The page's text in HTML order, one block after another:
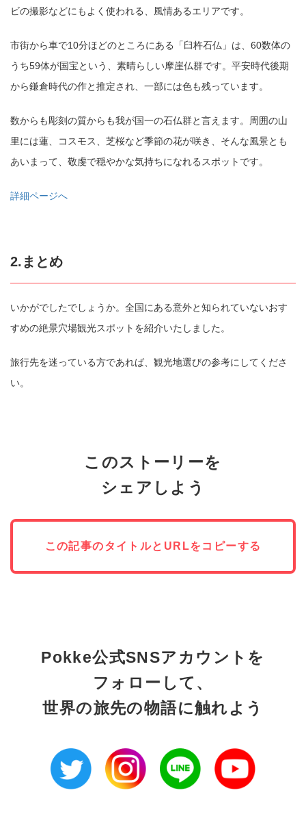
ビの撮影などにもよく使われる、風情あるエリアです。
市街から車で10分ほどのところにある「臼杵石仏」は、60数体の
うち59体が国宝という、素晴らしい摩崖仏群です。平安時代後期
から鎌倉時代の作と推定され、一部には色も残っています。
数からも彫刻の質からも我が国一の石仏群と言えます。周囲の山
里には蓮、コスモス、芝桜など季節の花が咲き、そんな風景とも
あいまって、敬虔で穏やかな気持ちになれるスポットです。
詳細ページへ
2.まとめ
いかがでしたでしょうか。全国にある意外と知られていないおす
すめの絶景穴場観光スポットを紹介いたしました。
旅行先を迷っている方であれば、観光地選びの参考にしてくださ
い。
このストーリーを
シェアしよう
この記事のタイトルとURLをコピーする
Pokke公式SNSアカウントを
フォローして、
世界の旅先の物語に触れよう